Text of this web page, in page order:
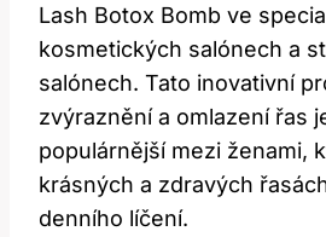
Lash Botox Bomb ve
kosmetických salónech a
salónech. Tato inovativní
zvýraznění a omlazení řas
populárnější mezi ženami,
krásných a zdravých
denního líčení.